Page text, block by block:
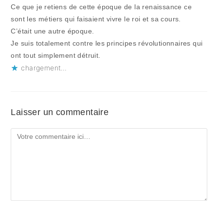
Ce que je retiens de cette époque de la renaissance ce
sont les métiers qui faisaient vivre le roi et sa cours.
C’était une autre époque.
Je suis totalement contre les principes révolutionnaires qui
ont tout simplement détruit.
chargement…
Laisser un commentaire
Comment